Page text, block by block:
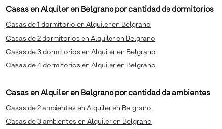
Casas en Alquiler en Belgrano por cantidad de dormitorios
Casas de 1 dormitorio en Alquiler en Belgrano
Casas de 2 dormitorios en Alquiler en Belgrano
Casas de 3 dormitorios en Alquiler en Belgrano
Casas de 4 dormitorios en Alquiler en Belgrano
Casas en Alquiler en Belgrano por cantidad de ambientes
Casas de 2 ambientes en Alquiler en Belgrano
Casas de 3 ambientes en Alquiler en Belgrano